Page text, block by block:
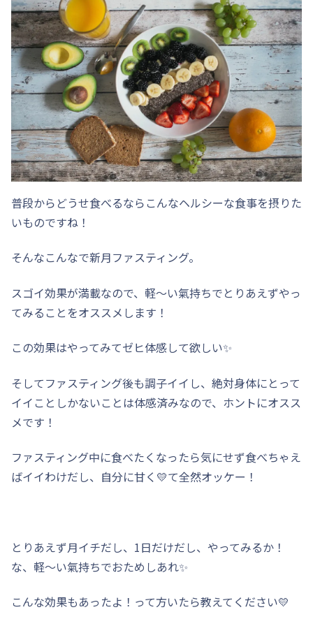
普段からどうせ食べるならこんなヘルシーな食事を摂りた
いものですね！
そんなこんなで新月ファスティング。
スゴイ効果が満載なので、軽〜い氣持ちでとりあえずやっ
てみることをオススメします！
この効果はやってみてゼヒ体感して欲しい✨
そしてファスティング後も調子イイし、絶対身体にとって
イイことしかないことは体感済みなので、ホントにオスス
メです！
ファスティング中に食べたくなったら気にせず食べちゃえ
ばイイわけだし、自分に甘く💛て全然オッケー！
とりあえず月イチだし、1日だけだし、やってみるか！
な、軽〜い氣持ちでおためしあれ✨
こんな効果もあったよ！って方いたら教えてください💛